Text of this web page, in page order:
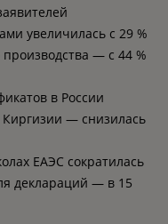
увеличилась с 29 %
производства — с 44 %
в России
Киргизии — снизилась
ЕАЭС сократилась
деклараций — в 15